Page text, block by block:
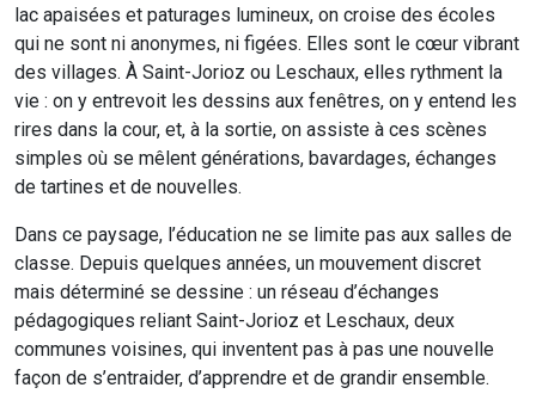
lac apaisées et paturages lumineux, on croise des écoles
qui ne sont ni anonymes, ni figées. Elles sont le cœur vibrant
des villages. À Saint-Jorioz ou Leschaux, elles rythment la
vie : on y entrevoit les dessins aux fenêtres, on y entend les
rires dans la cour, et, à la sortie, on assiste à ces scènes
simples où se mêlent générations, bavardages, échanges
de tartines et de nouvelles.
Dans ce paysage, l’éducation ne se limite pas aux salles de
classe. Depuis quelques années, un mouvement discret
mais déterminé se dessine : un réseau d’échanges
pédagogiques reliant Saint-Jorioz et Leschaux, deux
communes voisines, qui inventent pas à pas une nouvelle
façon de s’entraider, d’apprendre et de grandir ensemble.